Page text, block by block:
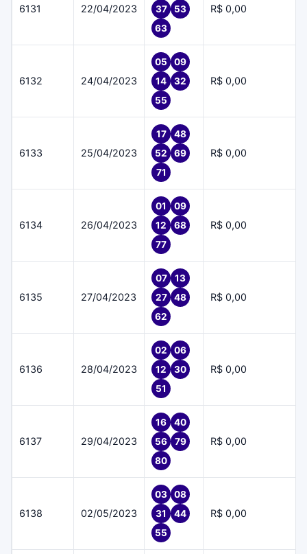
6131 22/04/2023 37
53
63
R$ 0,00
6132 24/04/2023
05
09
14
32
55
R$ 0,00
6133 25/04/2023
17
48
52
69
71
R$ 0,00
6134 26/04/2023
01
09
12
68
77
R$ 0,00
6135 27/04/2023
07
13
27
48
62
R$ 0,00
6136 28/04/2023
02
06
12
30
51
R$ 0,00
6137 29/04/2023
16
40
56
79
80
R$ 0,00
6138 02/05/2023
03
08
31
44
55
R$ 0,00